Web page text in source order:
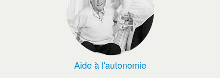
Aide à l'autonomie